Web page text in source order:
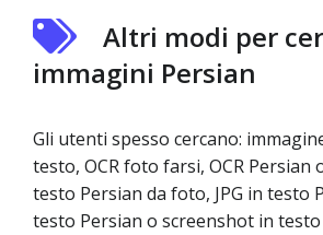
Altri modi per
immagini Persian
Gli utenti spesso cercano:
testo, OCR foto farsi, OCR Persian
testo Persian da foto, JPG in testo
testo Persian o screenshot in testo